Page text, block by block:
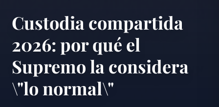
Custodia compartida
2026: por qué el
Supremo la considera
\"lo normal\"